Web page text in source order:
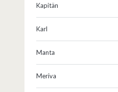
Kapitän
Karl
Manta
Meriva